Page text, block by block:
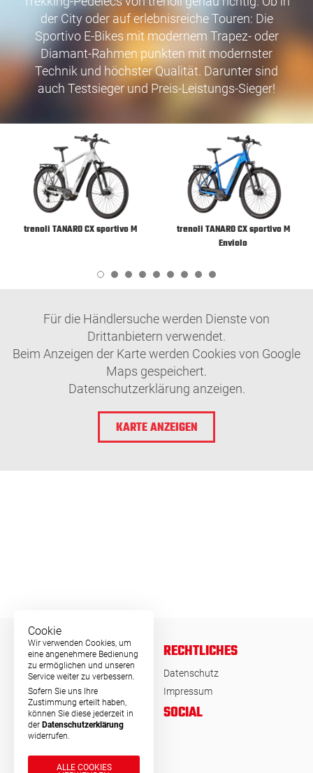
der City oder auf erlebnisreiche Touren: Die
Sportivo E-Bikes mit modernem Trapez- oder
Diamant-Rahmen punkten mit modernster
Technik und höchster Qualität. Darunter sind
auch Testsieger und Preis-Leistungs-Sieger!
trenoli TANARO CX sportivo M
trenoli TANARO CX sportivo M
Enviolo
Für die Händlersuche werden Dienste von
Drittanbietern verwendet.
Beim Anzeigen der Karte werden Cookies von Google
Maps gespeichert.
Datenschutzerklärung anzeigen.
KARTE ANZEIGEN
© MSA Germany 2026
RECHTLICHES
Datenschutz
Impressum
KONTAKT
MSA Motor Sport Accessoires
Am Forst 17 b
SOCIAL
Cookie
Wir verwenden Cookies, um
eine angenehmere Bedienung
zu ermöglichen und unseren
Service weiter zu verbessern.
Sofern Sie uns Ihre
Zustimmung erteilt haben,
können Sie diese jederzeit in
der Datenschutzerklärung
widerrufen.
ALLE COOKIES